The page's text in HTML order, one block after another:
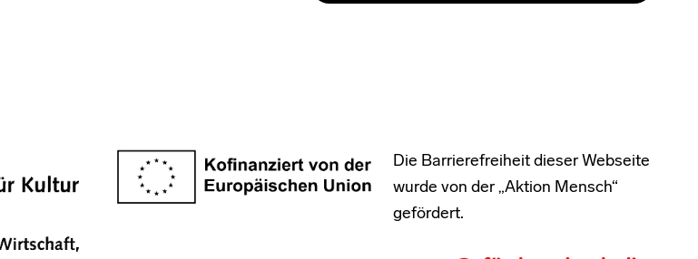
Die Barrierefreiheit dieser Webseite
wurde von der „Aktion Mensch“
gefördert.